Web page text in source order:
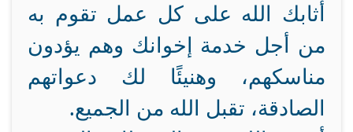
أثابك الله على كل عمل تقوم به
من أجل خدمة إخوانك وهم يؤدون
مناسكهم، وهنيئًا لك دعواتهم
الصادقة، تقبل الله من الجميع.